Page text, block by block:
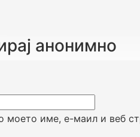
анонимно
моето име, е-маил и веб